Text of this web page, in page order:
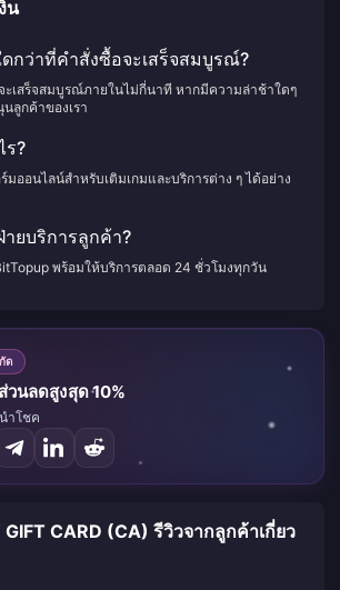
น
ดกว่าที่คำสั่งซื้อจะเสร็จสมบูรณ์?
เสร็จสมบูรณ์ภายในไม่กี่นาที หากมีความล่าช้าใดๆ
ลูกค้าของเรา
ร?
ออนไลน์สำหรับเติมเกมและบริการต่าง ๆ ได้อย่าง
ายบริการลูกค้า?
พร้อมให้บริการตลอด 24 ชั่วโมงทุกวัน
ด
นลดสูงสุด 10%
ำโชค
GIFT CARD (CA) รีวิวจากลูกค้าเกี่ยว